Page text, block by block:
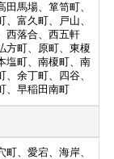
馬場、箪笥町、
富久町、戸山、
西落合、西五軒
方町、原町、東榎
塩町、南榎町、南
余丁町、四谷、
、早稲田南町
、愛宕、海岸、